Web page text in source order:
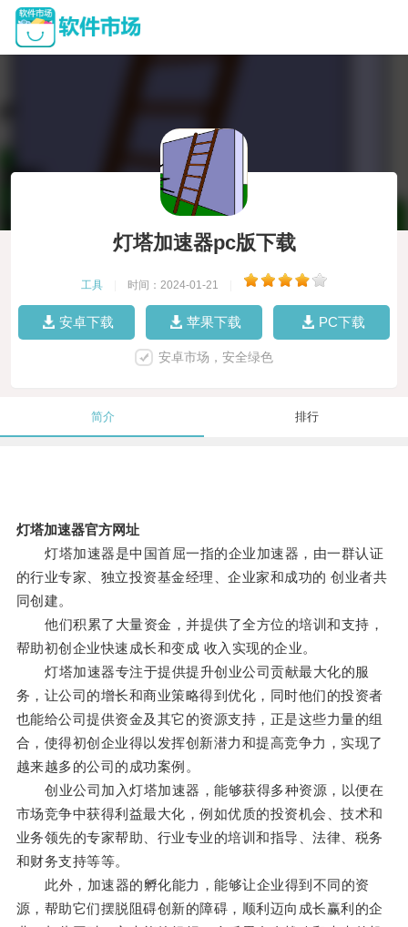
灯塔加速器pc版下载
工具 时间：2024-01-21
安卓下载 苹果下载 PC下载
安卓市场，安全绿色
简介 排行
灯塔加速器官方网址
灯塔加速器是中国首屈一指的企业加速器，由一群认证
的行业专家、独立投资基金经理、企业家和成功的 创业者共
同创建。
他们积累了大量资金，并提供了全方位的培训和支持，
帮助初创企业快速成长和变成 收入实现的企业。
灯塔加速器专注于提供提升创业公司贡献最大化的服
务，让公司的增长和商业策略得到优化，同时他们的投资者
也能给公司提供资金及其它的资源支持，正是这些力量的组
合，使得初创企业得以发挥创新潜力和提高竞争力，实现了
越来越多的公司的成功案例。
创业公司加入灯塔加速器，能够获得多种资源，以便在
市场竞争中获得利益最大化，例如优质的投资机会、技术和
业务领先的专家帮助、行业专业的培训和指导、法律、税务
和财务支持等等。
此外，加速器的孵化能力，能够让企业得到不同的资
源，帮助它们摆脱阻碍创新的障碍，顺利迈向成长赢利的企